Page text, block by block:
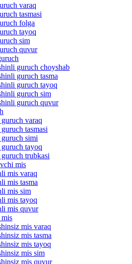
varaq
tasmasi
folga
tayoq
sim
quvur
guruch choyshab
guruch tasma
guruch tayoq
guruch sim
guruch quvur
varaq
tasmasi
simi
tayoq
trubkasi
mis
mis varaq
mis tasma
mis sim
mis tayoq
mis quvur
mis varaq
mis tasma
mis tayoq
mis sim
mis quvur